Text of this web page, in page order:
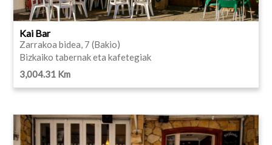
Kai Bar
Zarrakoa bidea, 7 (Bakio)
Bizkaiko tabernak eta kafetegiak
3,004.31 Km